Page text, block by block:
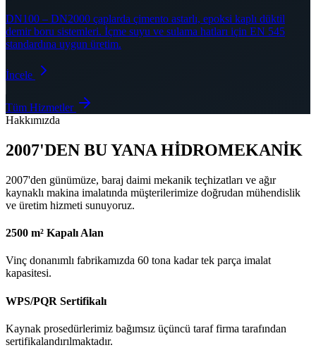
DN100 – DN2000 çaplarda çimento astarlı, epoksi kaplı düktil
demir boru sistemleri. İçme suyu ve sulama hatları için EN 545
standardına uygun üretim.
İncele
Tüm Hizmetler
Hakkımızda
2007'DEN BU YANA HİDROMEKANİK
2007'den günümüze, baraj daimi mekanik teçhizatları ve ağır
kaynaklı makina imalatında müşterilerimize doğrudan mühendislik
ve üretim hizmeti sunuyoruz.
2500 m² Kapalı Alan
Vinç donanımlı fabrikamızda 60 tona kadar tek parça imalat
kapasitesi.
WPS/PQR Sertifikalı
Kaynak prosedürlerimiz bağımsız üçüncü taraf firma tarafından
sertifikalandırılmaktadır.